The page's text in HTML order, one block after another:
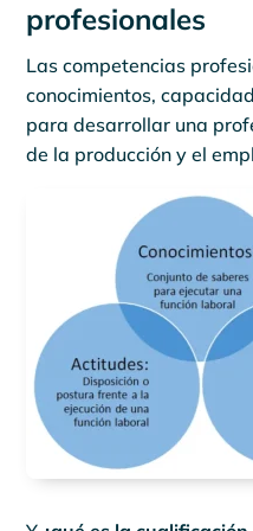
profesionales
Las competencias
conocimientos,
para desarrollar una
de la producción y el